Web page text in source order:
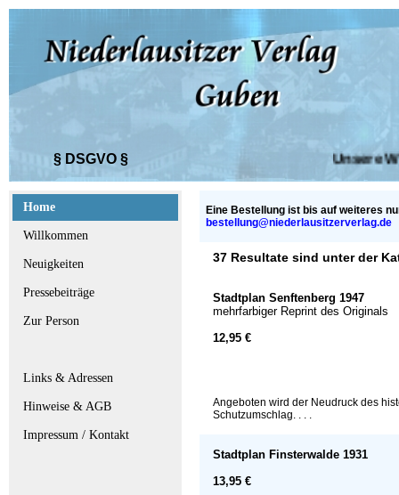
Unsere
§ DSGVO §
Home
Willkommen
Neuigkeiten
Pressebeiträge
Zur Person
Links & Adressen
Hinweise & AGB
Impressum / Kontakt
Eine Bestellung ist bis auf weiteres
bestellung@niederlausitzerverlag.de
37 Resultate sind unter der
Stadtplan Senftenberg 1947
mehrfarbiger Reprint des Originals
12,95 €
Angeboten wird der Neudruck des
Schutzumschlag. . . .
Stadtplan Finsterwalde 1931
13,95 €